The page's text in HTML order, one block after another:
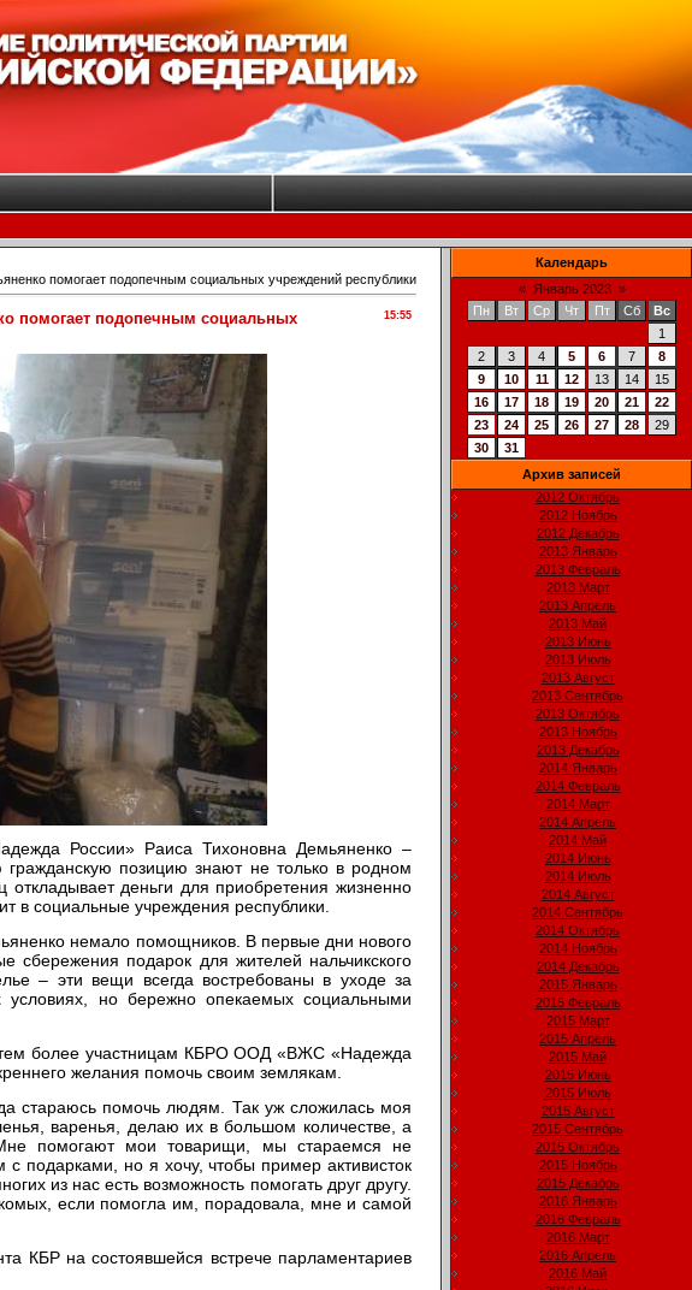
помогает подопечным социальных учреждений республики
15:55
помогает подопечным социальных
России» Раиса Тихоновна Демьяненко –
позицию знают не только в родном
деньги для приобретения жизненно
в социальные учреждения республики.
немало помощников. В первые дни нового
подарок для жителей нальчикского
– эти вещи всегда востребованы в уходе за
но бережно опекаемых социальными
более участницам КБРО ООД «ВЖС «Надежда
желания помочь своим землякам.
стараюсь помочь людям. Так уж сложилась моя
варенья, делаю их в большом количестве, а
помогают мои товарищи, мы стараемся не
подарками, но я хочу, чтобы пример активисток
из нас есть возможность помогать друг другу.
если помогла им, порадовала, мне и самой
КБР на состоявшейся встрече парламентариев
Календарь
« Январь 2023 »
Пн
Вт Ср Чт Пт Сб
Вс
1
2
3 4 5 6 7
8
9
10 11 12 13 14
15
16
17 18 19 20 21
22
23
24 25 26 27 28
29
30
31
Архив записей
2012 Октябрь
2012 Ноябрь
2012 Декабрь
2013 Январь
2013 Февраль
2013 Март
2013 Апрель
2013 Май
2013 Июнь
2013 Июль
2013 Август
2013 Сентябрь
2013 Октябрь
2013 Ноябрь
2013 Декабрь
2014 Январь
2014 Февраль
2014 Март
2014 Апрель
2014 Май
2014 Июнь
2014 Июль
2014 Август
2014 Сентябрь
2014 Октябрь
2014 Ноябрь
2014 Декабрь
2015 Январь
2015 Февраль
2015 Март
2015 Апрель
2015 Май
2015 Июнь
2015 Июль
2015 Август
2015 Сентябрь
2015 Октябрь
2015 Ноябрь
2015 Декабрь
2016 Январь
2016 Февраль
2016 Март
2016 Апрель
2016 Май